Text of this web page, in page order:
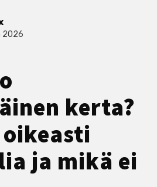
2026
kerta?
ja mikä ei